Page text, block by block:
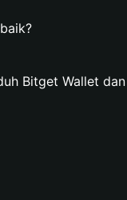
Bitget Wallet